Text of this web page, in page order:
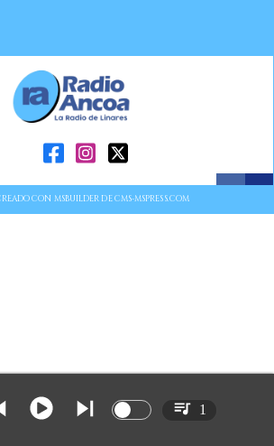
CON MSBUILDER DE CMS-MSPRESS.COM
1